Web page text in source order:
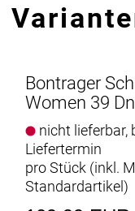
Bontrager
Women 39
nicht lieferbar,
Liefertermin
pro Stück (inkl.
Standardartikel)